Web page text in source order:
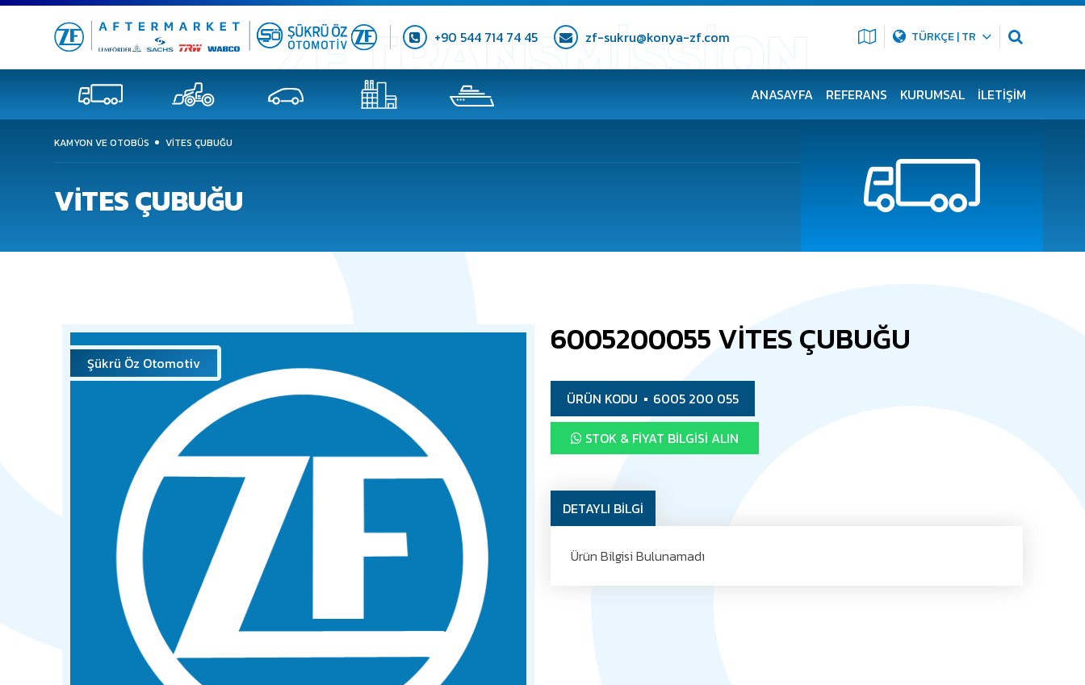
+90 544 714 74 45 zf-sukru@konya-zf.com TÜRKÇE | TR
ANASAYFA REFERANS KURUMSAL İLETIŞIM
KAMYON VE OTOBÜS VİTES ÇUBUĞU
VİTES ÇUBUĞU
Şükrü Öz Otomotiv
6005200055 VİTES ÇUBUĞU
ÜRÜN KODU 6005 200 055
STOK & FIYAT BILGISI ALIN
DETAYLI BİLGİ
Ürün Bilgisi Bulunamadı